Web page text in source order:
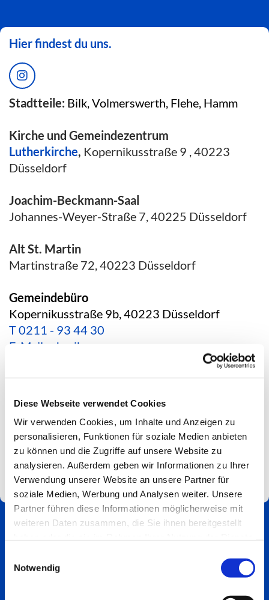
Diese Webseite verwendet Cookies
Wir verwenden Cookies, um Inhalte und Anzeigen zu
personalisieren, Funktionen für soziale Medien anbieten
zu können und die Zugriffe auf unsere Website zu
analysieren. Außerdem geben wir Informationen zu Ihrer
Verwendung unserer Website an unsere Partner für
soziale Medien, Werbung und Analysen weiter. Unsere
Partner führen diese Informationen möglicherweise mit
weiteren Daten zusammen, die Sie ihnen bereitgestellt
Notwendig
Hier findest du uns.
Stadtteile: Bilk, Volmerswerth, Flehe, Hamm
Kirche und Gemeindezentrum
Lutherkirche, Kopernikusstraße 9 , 40223
Düsseldorf
Joachim-Beckmann-Saal
Johannes-Weyer-Straße 7, 40225 Düsseldorf
Alt St. Martin
Martinstraße 72, 40223 Düsseldorf
Gemeindebüro
Kopernikusstraße 9b, 40223 Düsseldorf
T0211 - 93 44 30
E-Mail schreiben
*Aktuelle Hinweise zur Erreichbarkeit findest du
hier*
Spendenkonto
Impressum